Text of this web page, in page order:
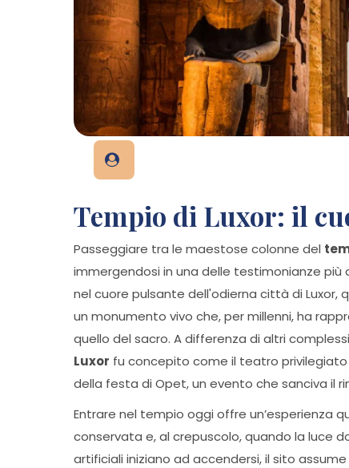
Tempio di Luxor: il
Passeggiare tra le maestose colonne del
immergendosi in una delle testimonianze
nel cuore pulsante dell'odierna città di
un monumento vivo che, per millenni, ha
quello del sacro. A differenza di altri
Luxor fu concepito come il teatro
della festa di Opet, un evento che sanciva il
Entrare nel tempio oggi offre un’esperienza
conservata e, al crepuscolo, quando la luce
artificiali iniziano ad accendersi, il sito